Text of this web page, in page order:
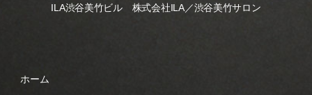
ILA渋谷美竹ビル 株式会社ILA／渋谷美竹サロン
ホーム